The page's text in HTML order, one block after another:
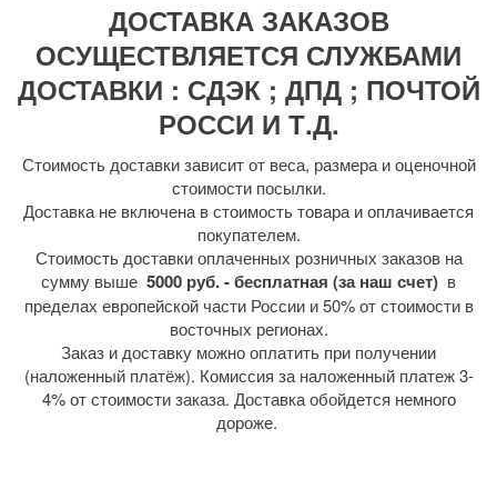
ДОСТАВКА ЗАКАЗОВ
ОСУЩЕСТВЛЯЕТСЯ СЛУЖБАМИ
ДОСТАВКИ : СДЭК ; ДПД ; ПОЧТОЙ
РОССИ И Т.Д.
Стоимость доставки зависит от веса, размера и оценочной
стоимости посылки.
Доставка не включена в стоимость товара и оплачивается
покупателем.
Стоимость доставки оплаченных розничных заказов на
сумму выше 5000 руб. - бесплатная (за наш счет) в
пределах европейской части России и 50% от стоимости в
восточных регионах.
Заказ и доставку можно оплатить при получении
(наложенный платёж). Комиссия за наложенный платеж 3-
4% от стоимости заказа. Доставка обойдется немного
дороже.